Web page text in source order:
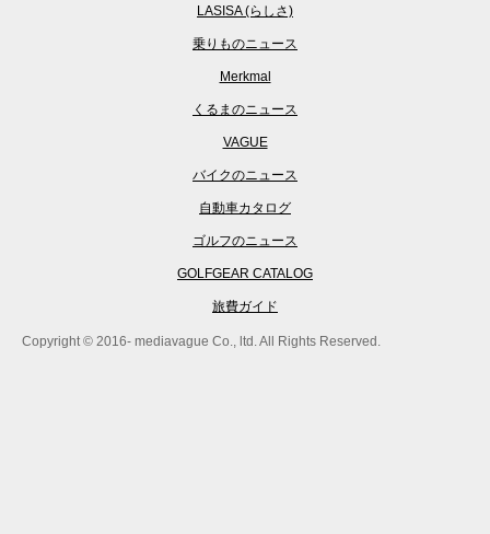
LASISA (らしさ)
乗りものニュース
Merkmal
くるまのニュース
VAGUE
バイクのニュース
自動車カタログ
ゴルフのニュース
GOLFGEAR CATALOG
旅費ガイド
Copyright © 2016- mediavague Co., ltd. All Rights Reserved.